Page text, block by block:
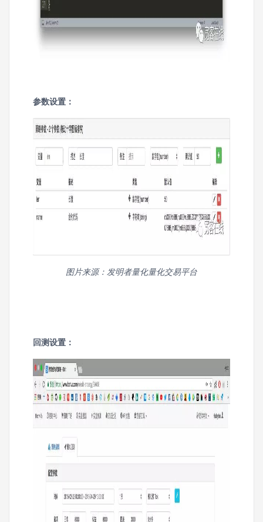
参数设置：
图片来源：发明者量化量化交易平台
回测设置：